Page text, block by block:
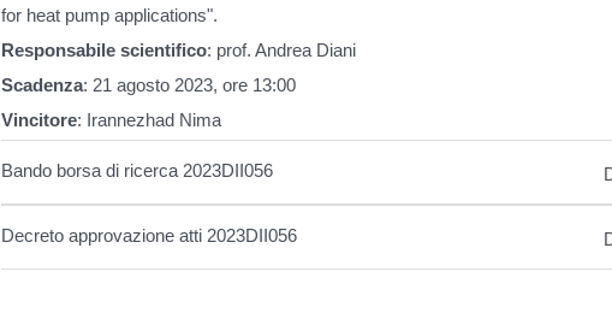
for heat pump applications".
Responsabile scientifico: prof. Andrea Diani
Scadenza: 21 agosto 2023, ore 13:00
Vincitore: Irannezhad Nima
Bando borsa di ricerca 2023DII056
Decreto approvazione atti 2023DII056